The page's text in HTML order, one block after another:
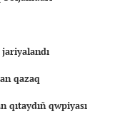
qazaq
qıtaydıñ qwpiyası